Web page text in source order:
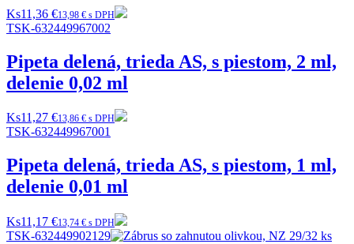
Ks11,36 €13,98 € s DPH
TSK-632449967002
Pipeta delená, trieda AS, s piestom, 2 ml,
delenie 0,02 ml
Ks11,27 €13,86 € s DPH
TSK-632449967001
Pipeta delená, trieda AS, s piestom, 1 ml,
delenie 0,01 ml
Ks11,17 €13,74 € s DPH
TSK-632449902129